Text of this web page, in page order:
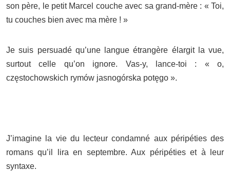
son père, le petit Marcel couche avec sa grand-mère : « Toi,
tu couches bien avec ma mère ! »
Je suis persuadé qu’une langue étrangère élargit la vue,
surtout celle qu’on ignore. Vas-y, lance-toi : « o,
częstochowskich rymów jasnogórska potęgo ».
J’imagine la vie du lecteur condamné aux péripéties des
romans qu’il lira en septembre. Aux péripéties et à leur
syntaxe.